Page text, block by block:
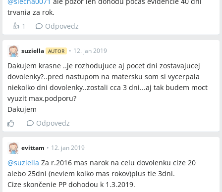
Sporné názory
Jedna možnosť: alikvotnú časť dovolenky rátat pro rata podľa
počtu odpracovaných mesiacov (napr. 25÷12×8 = 17 dní).
Druhá možnosť: správny postup je krátenie podľa Zákonníka
práce (1/12 za prvých 100 dní, potom 1/12 za každých 21 dní),
čo vedie k odlišnému výsledku.
Otvorené otázky
Ako presne sa aplikuje krátenie dovolenky pri rôznych
kombináciách materskej a rodičovskej (konkrétne počty dní)
v každom jednotlivom prípade?
Ako postupovať pri odvolaní proti rozhodnutiu o výške
podpory, ak žiadateľ tvrdí, že nemal žiadny zdaniteľný
príjem za posudzované obdobie?
Ako oficiálne posúdiť, či konateľstvo konkrétnej spoločnosti
trvania za rok.
👍 1 Odpovedz
suziella AUTOR • 12. jan 2019
Dakujem krasne ..je rozhodujuce aj pocet dni zostavajucej
dovolenky?..pred nastupom na matersku som si vycerpala
niekolko dni dovolenky..zostali cca 3 dni...aj tak budem moct
vyuzit max.podporu?
Dakujem
Odpovedz
evittam • 12. jan 2019
@suziella Za r.2016 mas narok na celu dovolenku cize 20
alebo 25dni (neviem kolko mas rokov)plus tie 3dni.
Cize skončenie PP dohodou k 1.3.2019.